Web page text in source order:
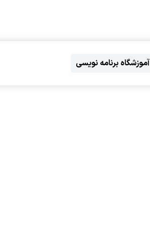
آموزشگاه برنامه نویسی